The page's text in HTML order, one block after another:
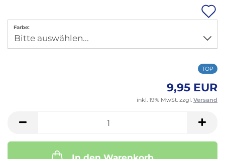
Farbe:
TOP
9,95 EUR
inkl. 19% MwSt. zzgl. Versand